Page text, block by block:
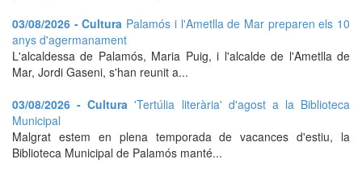
03/08/2026 - Cultura Palamós i l'Ametlla de Mar preparen els 10
anys d'agermanament
L'alcaldessa de Palamós, Maria Puig, i l'alcalde de l'Ametlla de
Mar, Jordi Gaseni, s'han reunit a...
03/08/2026 - Cultura'Tertúlia literària' d'agost a la Biblioteca
Municipal
Malgrat estem en plena temporada de vacances d'estiu, la
Biblioteca Municipal de Palamós manté...